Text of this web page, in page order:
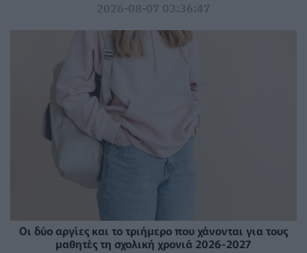
2026-08-07 03:36:47
Οι δύο αργίες και το τριήμερο που χάνονται για τους
μαθητές τη σχολική χρονιά 2026-2027